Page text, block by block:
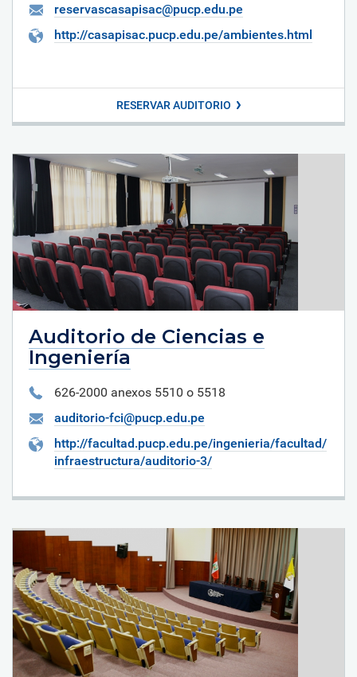
reservascasapisac@pucp.edu.pe
http://casapisac.pucp.edu.pe/ambientes.html
RESERVAR AUDITORIO
Auditorio de Ciencias e
Ingeniería
626-2000 anexos 5510 o 5518
auditorio-fci@pucp.edu.pe
http://facultad.pucp.edu.pe/ingenieria/facultad/
infraestructura/auditorio-3/